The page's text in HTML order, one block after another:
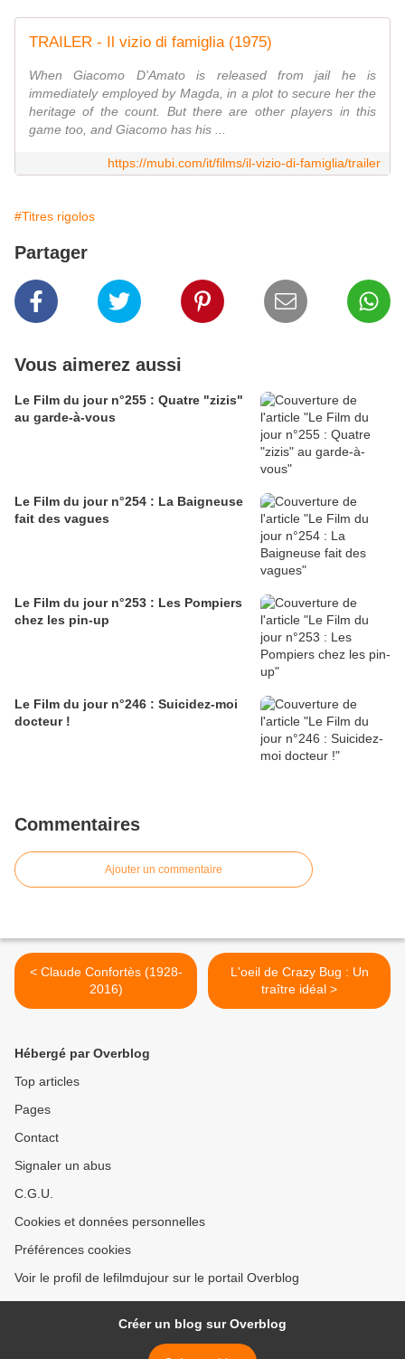
TRAILER - Il vizio di famiglia (1975)
When Giacomo D'Amato is released from jail he is
immediately employed by Magda, in a plot to secure her the
heritage of the count. But there are other players in this
game too, and Giacomo has his ...
https://mubi.com/it/films/il-vizio-di-famiglia/trailer
#Titres rigolos
Partager
Vous aimerez aussi
Le Film du jour n°255 : Quatre "zizis"
au garde-à-vous
Le Film du jour n°254 : La Baigneuse
fait des vagues
Le Film du jour n°253 : Les Pompiers
chez les pin-up
Le Film du jour n°246 : Suicidez-moi
docteur !
Commentaires
Ajouter un commentaire
< Claude Confortès (1928-
2016)
L'oeil de Crazy Bug : Un
traître idéal >
Hébergé par Overblog
Top articles
Pages
Contact
Signaler un abus
C.G.U.
Cookies et données personnelles
Préférences cookies
Voir le profil de lefilmdujour sur le portail Overblog
Créer un blog sur Overblog